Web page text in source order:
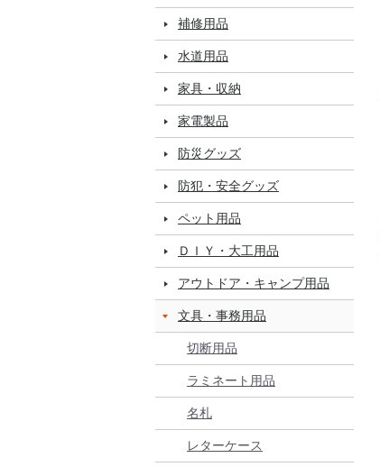
補修用品
水道用品
家具・収納
家電製品
防災グッズ
防犯・安全グッズ
ペット用品
ＤＩＹ・大工用品
アウトドア・キャンプ用品
文具・事務用品
切断用品
ラミネート用品
名札
レターケース